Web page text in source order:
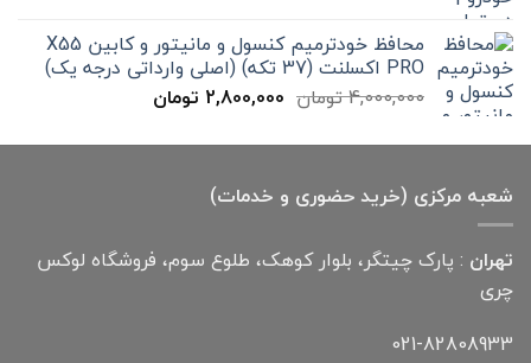
بود.
199,000 تومان
است. محافظ خودترمیم کنسول و مانیتور و کابین X55
PRO اکسلنت (37 تکه) (اصلی وارداتی درجه یک)
4,000,000تومان قیمت
4,000,000 تومان
2,800,000 تومانقیمت
2,800,000 تومان
شعبه مرکزی (خرید حضوری و خدمات)
تهران : پارک چیتگر، بلوار کوهک، طلوع سوم، فروشگاه لوکس
چری
021-82808933